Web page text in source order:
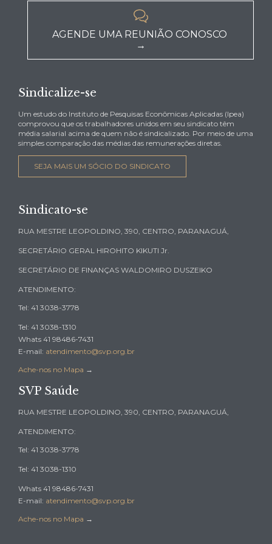

AGENDE UMA REUNIÃO CONOSCO
→
Sindicalize-se
Um estudo do Instituto de Pesquisas Econômicas Aplicadas (Ipea)
comprovou que os trabalhadores unidos em seu sindicato têm
média salarial acima de quem não é sindicalizado. Por meio de uma
simples comparação das médias das remunerações diretas.
SEJA MAIS UM SÓCIO DO SINDICATO
Sindicato-se
RUA MESTRE LEOPOLDINO, 390, CENTRO, PARANAGUÁ,
SECRETÁRIO GERAL HIROHITO KIKUTI Jr.
SECRETÁRIO DE FINANÇAS WALDOMIRO DUSZEIKO
ATENDIMENTO:
Tel: 41 3038-3778
Tel: 41 3038-1310
Whats 41 98486-7431
E-mail: atendimento@svp.org.br
Ache-nos no Mapa →
SVP Saúde
RUA MESTRE LEOPOLDINO, 390, CENTRO, PARANAGUÁ,
ATENDIMENTO:
Tel: 41 3038-3778
Tel: 41 3038-1310
Whats 41 98486-7431
E-mail: atendimento@svp.org.br
Ache-nos no Mapa →